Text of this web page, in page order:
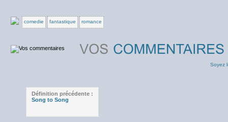
comedie fantastique romance
Soyez
Définition précédente :
Song to Song